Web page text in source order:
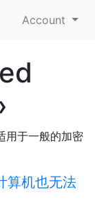
Account
用于一般的加密
算机也无法